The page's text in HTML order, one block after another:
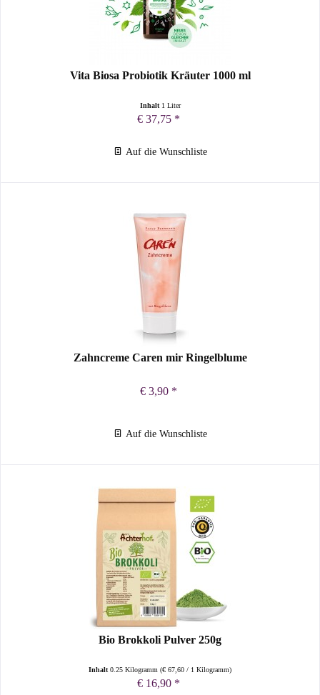
Vita Biosa Probiotik Kräuter 1000 ml
Inhalt 1 Liter
€ 37,75 *
Auf die Wunschliste
Zahncreme Caren mir Ringelblume
€ 3,90 *
Auf die Wunschliste
Bio Brokkoli Pulver 250g
Inhalt0.25 Kilogramm(€ 67,60 / 1 Kilogramm)
€ 16,90 *